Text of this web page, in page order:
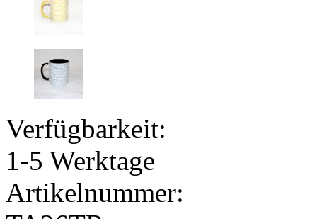
Verfügbarkeit:
1-5 Werktage
Artikelnummer: